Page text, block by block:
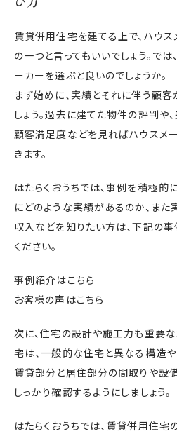
賃貸併用住宅を建てる上で、ハウ
の一つと言ってもいいでしょう。で
ーカーを選ぶと良いのでしょうか。
まず始めに、実績とそれに伴う顧客
しょう。過去に建てた物件の評判や
顧客満足度などを見ればハウスメ
きます。
はたらくおうちでは、事例を積極的
にどのような実績があるのか、ま
収入などを知りたい方は、下記の
ください。
事例紹介はこちら
お客様の声はこちら
次に、住宅の設計や施工力も重要な
宅は、一般的な住宅と異なる構造や
賃貸部分と居住部分の間取りや設
しっかり確認するようにしましょう。
はたらくおうちでは、賃貸併用住宅